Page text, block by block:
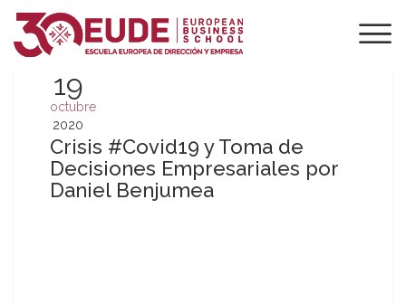
19
octubre
2020
Crisis #Covid19 y Toma de
Decisiones Empresariales por
Daniel Benjumea